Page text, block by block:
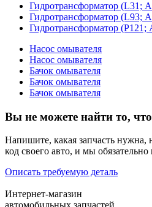
Гидротрансформатор (L31;
Гидротрансформатор (L93;
Гидротрансформатор (P121;
Насос омывателя
Насос омывателя
Бачок омывателя
Бачок омывателя
Бачок омывателя
Вы не можете найти то,
Напишите, какая запчасть нужна,
код своего авто, и мы
Описать требуемую деталь
Интернет-магазин